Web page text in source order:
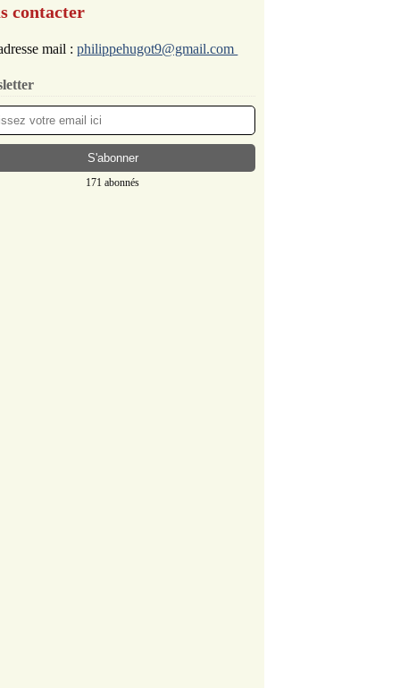
contacter
mail :philippehugot9@gmail.com
171 abonnés